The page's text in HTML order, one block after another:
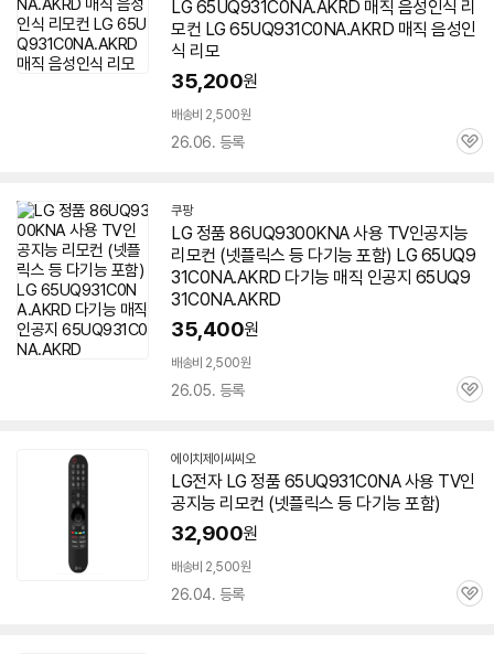
LG 65UQ931C0NA.AKRD 매직 음성인식 리
모컨 LG 65UQ931C0NA.AKRD 매직 음성인
식 리모
35,200원
배송비 2,500원
26.06. 등록
관
쿠팡
LG 정품 86UQ9300KNA 사용 TV인공지능
리모컨 (넷플릭스 등 다기능 포함) LG 65UQ9
31C0NA.AKRD 다기능 매직 인공지 65UQ9
31C0NA.AKRD
35,400원
배송비 2,500원
26.05. 등록
관
에이치제이씨씨오네
이
버
페
이
LG전자 LG 정품 65UQ931C0NA사용 TV인
공지능 리모컨 (넷플릭스 등 다기능 포함)
32,900원
배송비 2,500원
26.04. 등록
관